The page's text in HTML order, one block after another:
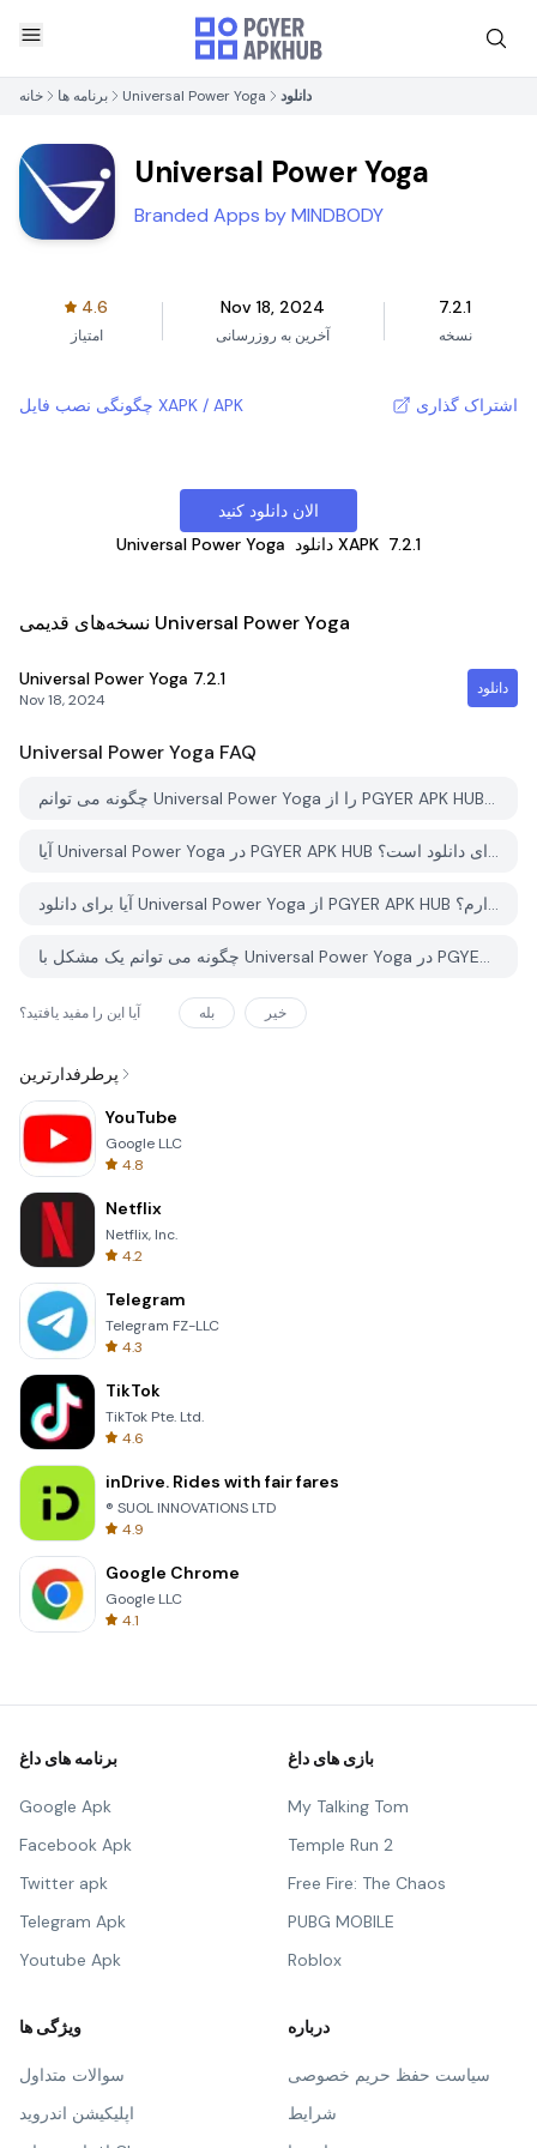
خانه برنامه ها Universal Power Yoga دانلود
Universal Power Yoga
Branded Apps by MINDBODY
4.6
امتیاز
Nov 18, 2024
آخرین به روزرسانی
7.2.1
نسخه
چگونگی نصب فایل XAPK / APK اشتراک گذاری
الان دانلود کنید
Universal Power Yoga
دانلود XAPK 7.2.1
نسخه‌های قدیمی Universal Power Yoga
Universal Power Yoga 7.2.1
Nov 18, 2024
دانلود
Universal Power Yoga FAQ
چگونه می توانم Universal Power Yoga را از PGYER APK HUB دانلود کنم؟
آیا Universal Power Yoga در PGYER APK HUB رایگان برای دانلود است؟
آیا برای دانلود Universal Power Yoga از PGYER APK HUB نیاز به حساب کاربری دارم؟
چگونه می توانم یک مشکل با Universal Power Yoga در PGYER APK HUB گزارش دهم؟
آیا این را مفید یافتید؟ بله خیر
پرطرفدارترین
YouTube
Google LLC
4.8
Netflix
Netflix, Inc.
4.2
Telegram
Telegram FZ-LLC
4.3
TikTok
TikTok Pte. Ltd.
4.6
inDrive. Rides with fair fares
® SUOL INNOVATIONS LTD
4.9
Google Chrome
Google LLC
4.1
برنامه های داغ
Google Apk
Facebook Apk
Twitter apk
Telegram Apk
Youtube Apk
بازی های داغ
My Talking Tom
Temple Run 2
Free Fire: The Chaos
PUBG MOBILE
Roblox
ویژگی ها
سوالات متداول
اپلیکیشن اندروید
درباره
سیاست حفظ حریم خصوصی
شرایط